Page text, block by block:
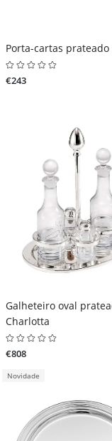
Porta-cartas prateado
€243
Galheteiro oval
Charlotta
€808
Novidade